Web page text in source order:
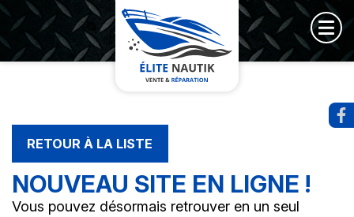
RETOUR À LA LISTE
NOUVEAU SITE EN LIGNE !
Vous pouvez désormais retrouver en un seul